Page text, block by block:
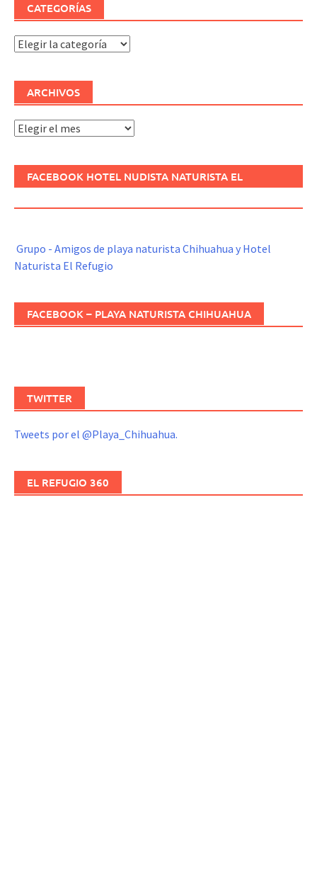
CATEGORÍAS
Categorías
ARCHIVOS
Archivos
FACEBOOK HOTEL NUDISTA NATURISTA EL
Grupo - Amigos de playa naturista Chihuahua y Hotel
Naturista El Refugio
FACEBOOK – PLAYA NATURISTA CHIHUAHUA
TWITTER
Tweets por el @Playa_Chihuahua.
EL REFUGIO 360